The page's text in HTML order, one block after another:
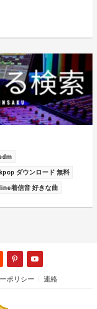
kpop ダウンロード 無料
line着信音 好きな曲
ポリシー 連絡